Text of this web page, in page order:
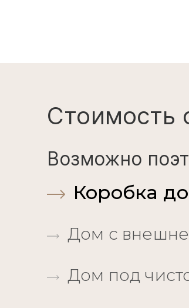
Стоимость
Возможно
Коробка
Дом с
Дом под